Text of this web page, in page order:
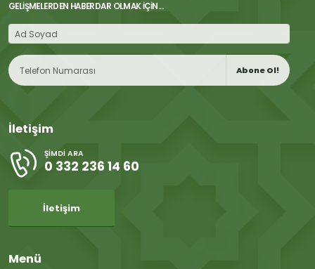
GELIŞMELERDEN HABERDAR OLMAK İÇIN...
Abone Ol!
İletişim
ŞIMDI ARA
0 332 236 14 60
İletişim
Menü